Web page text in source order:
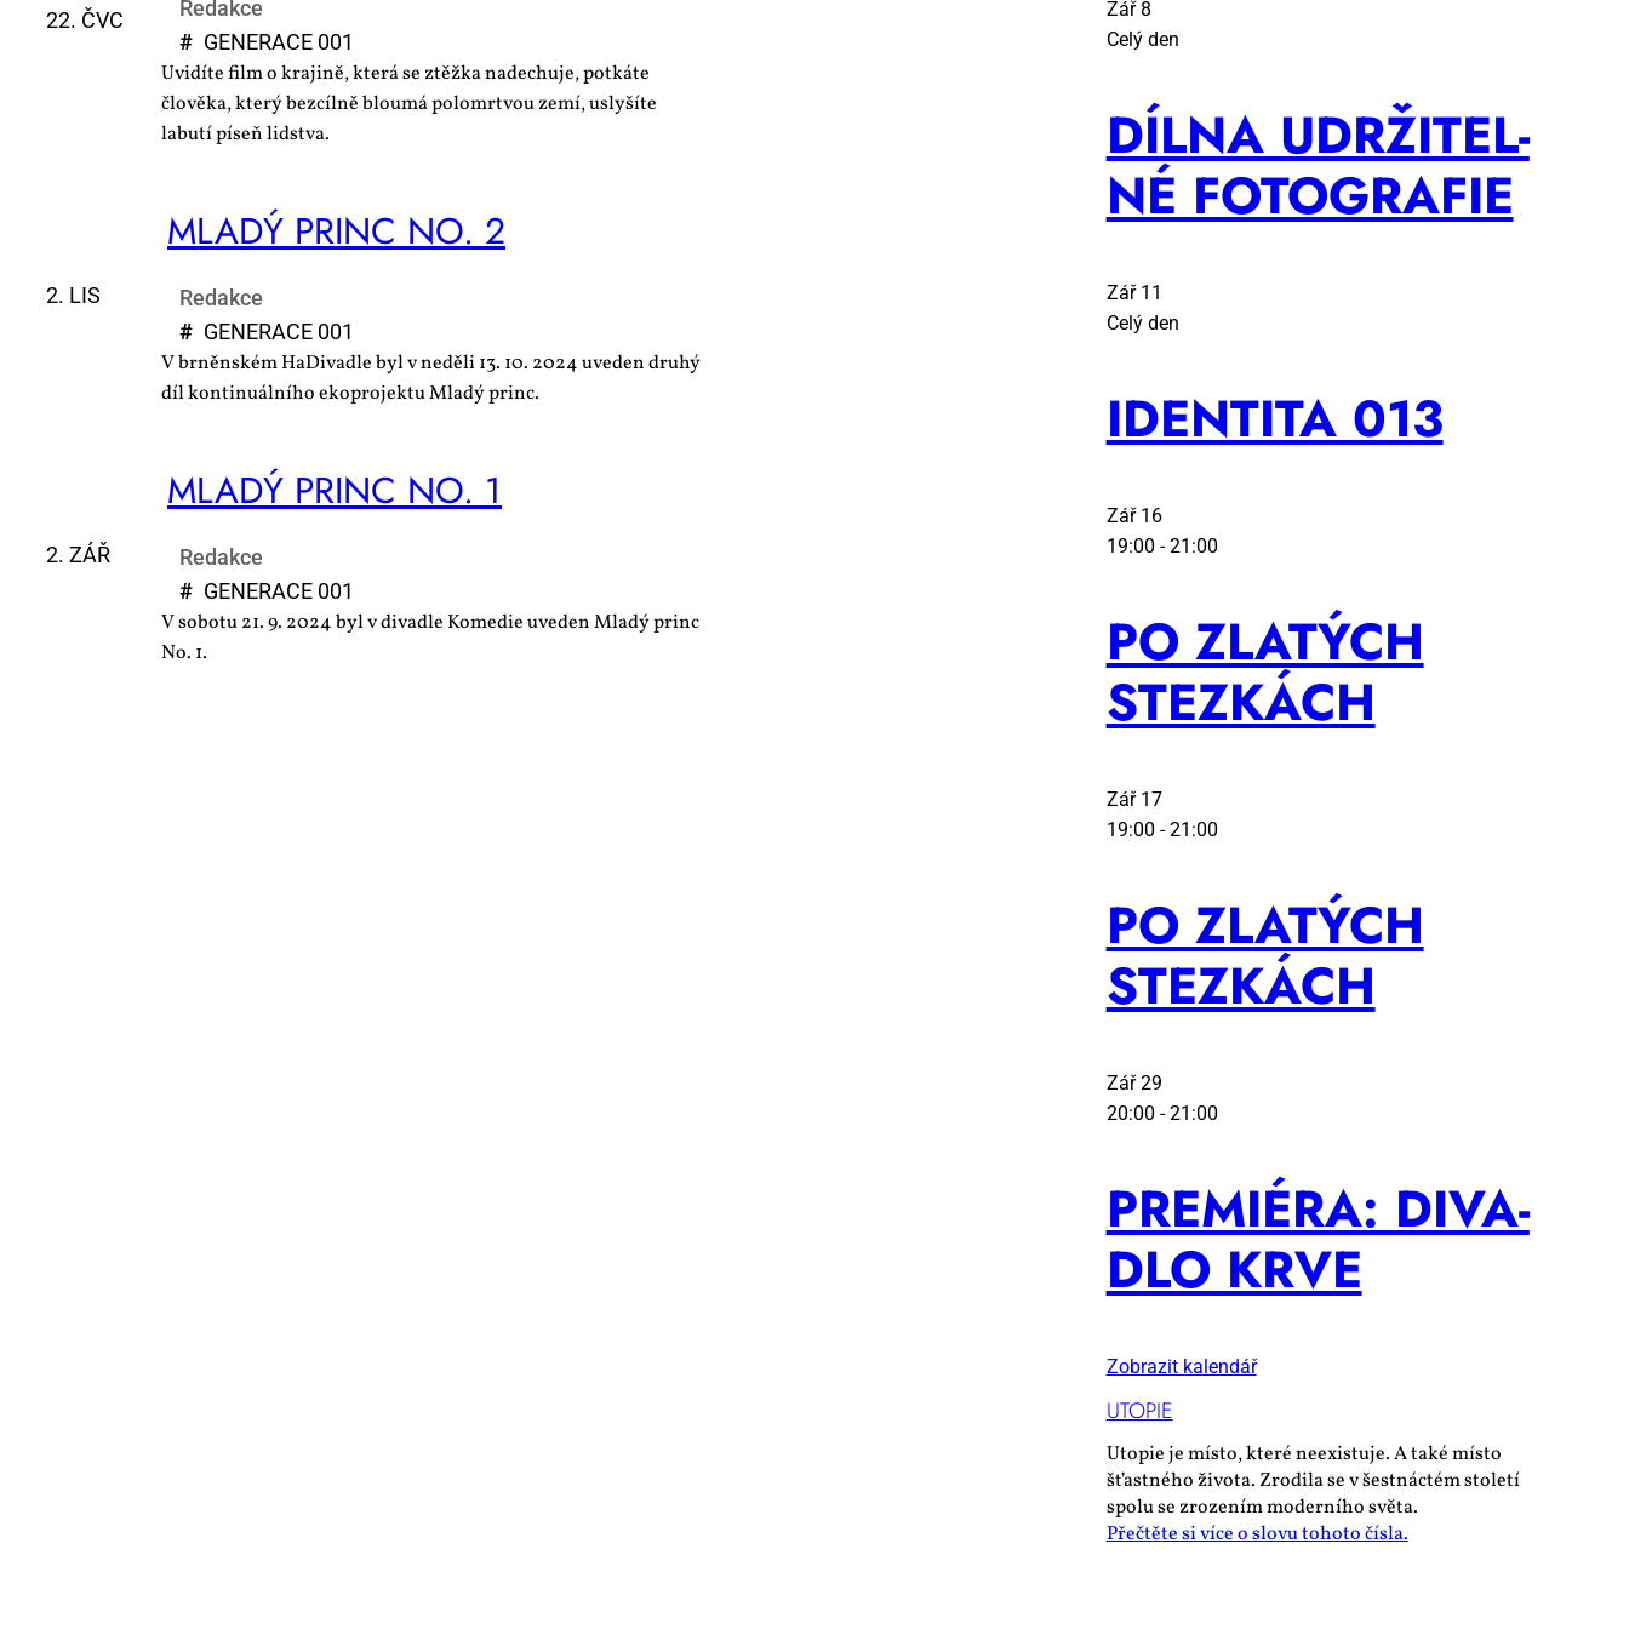
22. ČVC
Redakce
# GE­NE­RA­CE 001
Uvidíte film o krajině, která se ztěžka nadechuje, potkáte
člověka, který bezcílně bloumá polomrtvou zemí, uslyšíte
labutí píseň lidstva.
2. LIS
MLA­DÝ PRINC NO. 2
Redakce
# GE­NE­RA­CE 001
V brněnském HaDivadle byl v neděli 13. 10. 2024 uveden druhý
díl kontinuálního ekoprojektu Mladý princ.
2. ZÁŘ
MLA­DÝ PRINC NO. 1
Redakce
# GE­NE­RA­CE 001
V sobotu 21. 9. 2024 byl v divadle Komedie uveden Mladý princ
No. 1.
Zář 8
Celý den
DÍL­NA UDR­ŽI­TEL­
NÉ FO­TO­GRA­FIE
Zář 11
Celý den
IDEN­TI­TA 013
Zář 16
19:00 -21:00
PO ZLA­TÝCH
STEZ­KÁCH
Zář 17
19:00 -21:00
PO ZLA­TÝCH
STEZ­KÁCH
Zář29
20:00 -21:00
PRE­MI­É­RA: DI­VA­
DLO KR­VE
Zobrazit kalendář
UTO­PIE
Utopie je místo, které neexistuje. A také místo
šťastného života. Zrodila se v šestnáctém století
spolu se zrozením moderního světa.
Přečtěte si více o slovu tohoto čísla.